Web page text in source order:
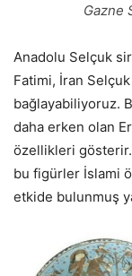
Gazne
Anadolu Selçuk
Fatimi, İran
bağlayabiliyoruz.
daha erken olan
özellikleri gösterir.
bu figürler İslami
etkide bulunmuş